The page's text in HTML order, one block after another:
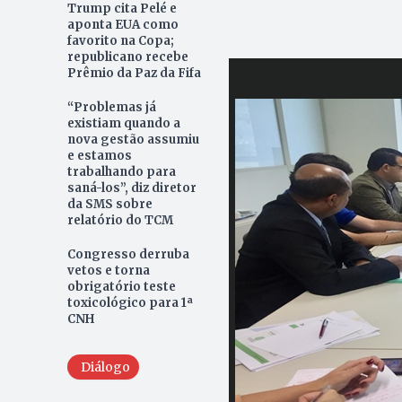
Trump cita Pelé e
aponta EUA como
favorito na Copa;
republicano recebe
Prêmio da Paz da Fifa
“Problemas já
existiam quando a
nova gestão assumiu
e estamos
trabalhando para
saná-los”, diz diretor
da SMS sobre
relatório do TCM
Congresso derruba
vetos e torna
obrigatório teste
toxicológico para 1ª
CNH
Diálogo